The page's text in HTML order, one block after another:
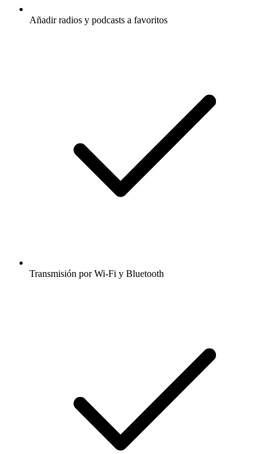
Añadir radios y podcasts a favoritos
Transmisión por Wi-Fi y Bluetooth